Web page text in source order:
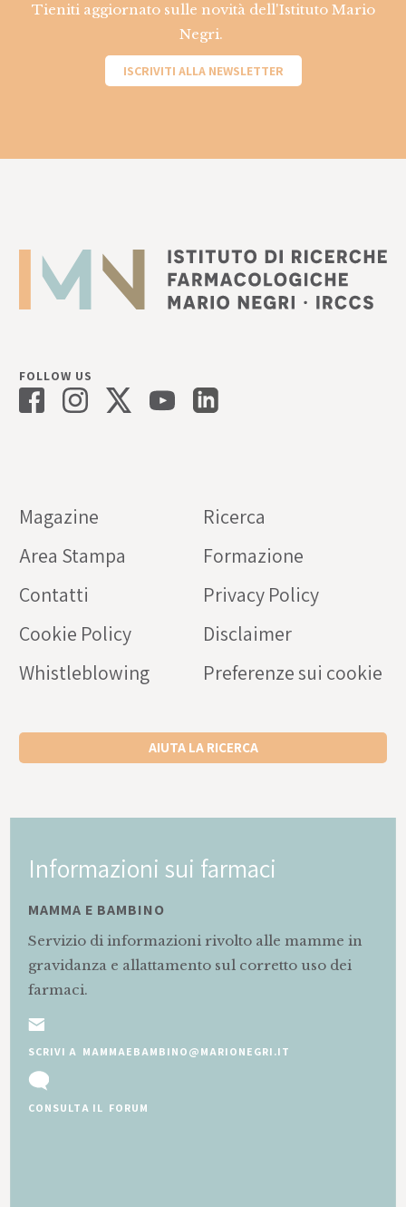
Tieniti aggiornato sulle novità dell'Istituto Mario
Negri.
ISCRIVITI ALLA NEWSLETTER
FOLLOW US
Magazine
Ricerca
Area Stampa
Formazione
Contatti
Privacy Policy
Cookie Policy
Disclaimer
Whistleblowing
Preferenze sui cookie
AIUTA LA RICERCA
Informazioni sui farmaci
MAMMA E BAMBINO
Servizio di informazioni rivolto alle mamme in
gravidanza e allattamento sul corretto uso dei
farmaci.
SCRIVI A MAMMAEBAMBINO@MARIONEGRI.IT
CONSULTA IL FORUM